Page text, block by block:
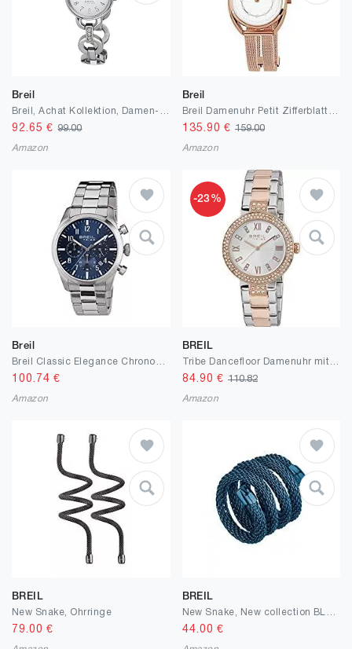
Breil
92.65 €99.00
Amazon
Breil
135.90 € 159.00
Amazon
Breil
100.74 €
Amazon
-23%
BREIL
84.90 € 110.82
Amazon
BREIL
New Snake, Ohrringe
79.00 €
BREIL
44.00 €